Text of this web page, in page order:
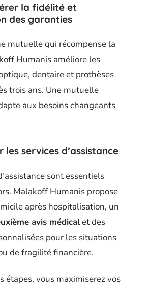
la fidélité et
des garanties
mutuelle qui récompense la
Humanis améliore les
dentaire et prothèses
trois ans. Une mutuelle
aux besoins changeants
les services d’assistance
sont essentiels
Malakoff Humanis propose
après hospitalisation, un
avis médicalet des
pour les situations
de fragilité financière.
étapes, vous maximiserez vos